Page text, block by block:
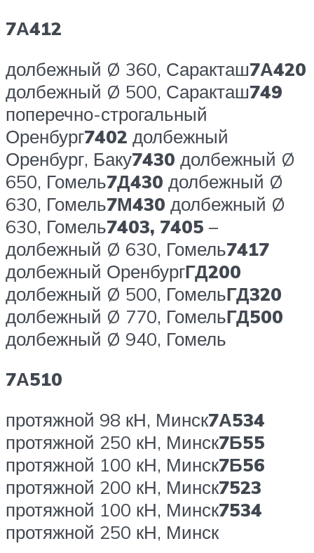
7А412
долбежный Ø 360, Саракташ7А420
долбежный Ø 500, Саракташ749
поперечно-строгальный
Оренбург7402 долбежный
Оренбург, Баку7430 долбежный Ø
650, Гомель7Д430 долбежный Ø
630, Гомель7М430 долбежный Ø
630, Гомель7403, 7405 –
долбежный Ø 630, Гомель7417
долбежный ОренбургГД200
долбежный Ø 500, ГомельГД320
долбежный Ø 770, ГомельГД500
долбежный Ø 940, Гомель
7А510
протяжной 98 кН, Минск7А534
протяжной 250 кН, Минск7Б55
протяжной 100 кН, Минск7Б56
протяжной 200 кН, Минск7523
протяжной 100 кН, Минск7534
протяжной 250 кН, Минск